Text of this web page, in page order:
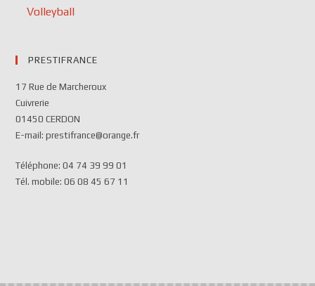
Volleyball
PRESTIFRANCE
17 Rue de Marcheroux
Cuivrerie
01450 CERDON
E-mail: prestifrance@orange.fr
Téléphone: 04 74 39 99 01
Tél. mobile: 06 08 45 67 11